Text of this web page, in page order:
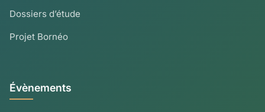
Dossiers d’étude
Projet Bornéo
Évènements